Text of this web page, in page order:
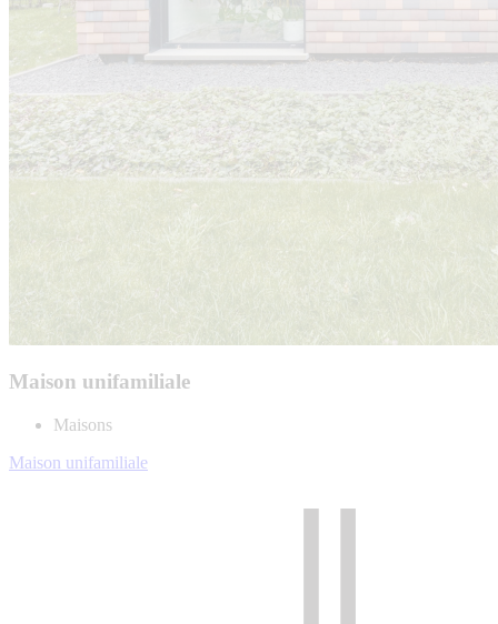
Maison unifamiliale
Maisons
Maison unifamiliale